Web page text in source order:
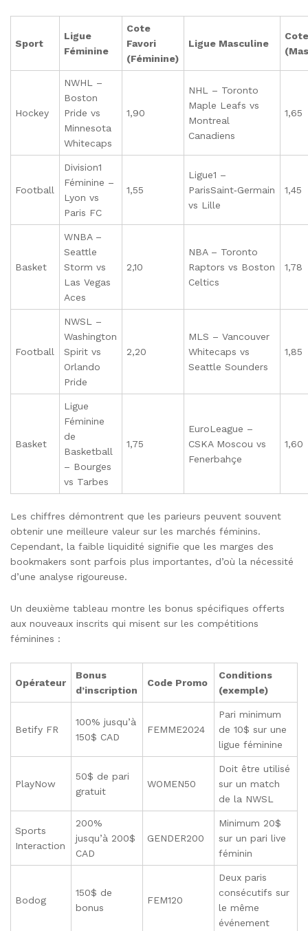
Sport
Ligue
Féminine
Cote
Favori
(Féminine)
Ligue Masculine
Hockey
NWHL –
Boston
Pride vs
Minnesota
Whitecaps
1,90
NHL – Toronto
Maple Leafs vs
Montreal
Canadiens
1,65
Football
Division1
Féminine –
Lyon vs
Paris FC
1,55
Ligue1 –
ParisSaint‑Germain
vs Lille
1,45
Basket
WNBA –
Seattle
Storm vs
Las Vegas
Aces
2,10
NBA – Toronto
Raptors vs Boston
Celtics
1,78
Football
NWSL –
Washington
Spirit vs
Orlando
Pride
2,20
MLS – Vancouver
Whitecaps vs
Seattle Sounders
1,85
Basket
Ligue
Féminine
de
Basketball
– Bourges
vs Tarbes
1,75
EuroLeague –
CSKA Moscou vs
Fenerbahçe
1,60
Les chiffres démontrent que les parieurs peuvent souvent
obtenir une meilleure valeur sur les marchés féminins.
Cependant, la faible liquidité signifie que les marges des
bookmakers sont parfois plus importantes, d’où la nécessité
d’une analyse rigoureuse.
Un deuxième tableau montre les bonus spécifiques offerts
aux nouveaux inscrits qui misent sur les compétitions
féminines :
Opérateur
Bonus
d’inscription
Code Promo
Conditions
(exemple)
Betify FR
100% jusqu’à
150$ CAD
FEMME2024
Pari minimum
de 10$ sur une
ligue féminine
PlayNow
50$ de pari
gratuit
WOMEN50
Doit être utilisé
sur un match
de la NWSL
Sports
Interaction
200%
jusqu’à 200$
CAD
GENDER200
Minimum 20$
sur un pari live
féminin
Bodog
150$ de
bonus
FEM120
Deux paris
consécutifs sur
le même
événement